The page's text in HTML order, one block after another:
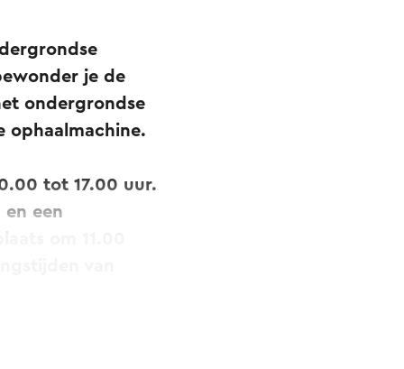
je de
ondergrondse
ophaalmachine.
tot 17.00 uur.
een